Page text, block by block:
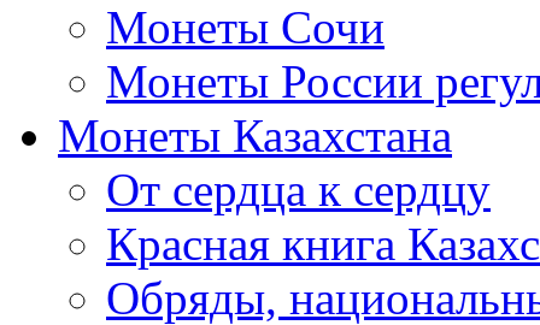
Монеты Сочи
Монеты России
Монеты Казахстана
От сердца к сердцу
Красная книга
Обряды,